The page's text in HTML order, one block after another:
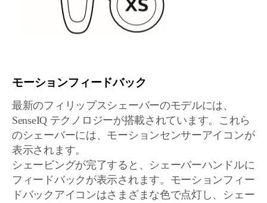
モーションフィードバック
最新のフィリップスシェーバーのモデルには、
SenseIQ テクノロジーが搭載されています。これら
のシェーバーには、モーションセンサーアイコンが
表示されます。
シェービングが完了すると、シェーバーハンドルに
フィードバックが表示されます。モーションフィー
ドバックアイコンはさまざまな色で点灯し、シェー